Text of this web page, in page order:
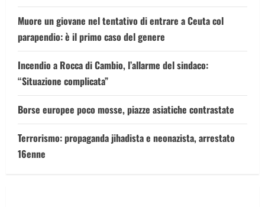
Muore un giovane nel tentativo di entrare a Ceuta col
parapendio: è il primo caso del genere
Incendio a Rocca di Cambio, l’allarme del sindaco:
“Situazione complicata”
Borse europee poco mosse, piazze asiatiche contrastate
Terrorismo: propaganda jihadista e neonazista, arrestato
16enne